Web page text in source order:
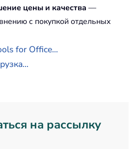
цены и качества —
с покупкой отдельных
for Office...
на рассылку